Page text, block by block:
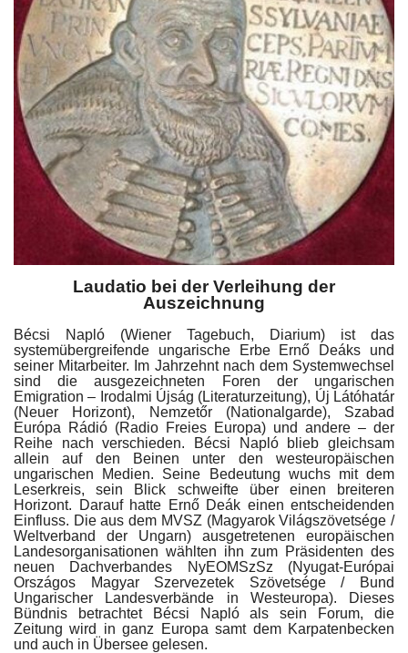
Kultur
Geschichte
Gesundheit
Wirtschaft
Sport
Veranstaltungen
Humor
Unser Briefkasten
Galerie
Lasst uns erinnern †
Language
Magyar Deutsch English
Laudatio bei der Verleihung der
Auszeichnung
Bécsi Napló (Wiener Tagebuch, Diarium) ist das
systemübergreifende ungarische Erbe Ernő Deáks und
seiner Mitarbeiter. Im Jahrzehnt nach dem Systemwechsel
sind die ausgezeichneten Foren der ungarischen
Emigration – Irodalmi Újság (Literaturzeitung), Új Látóhatár
(Neuer Horizont), Nemzetőr (Nationalgarde), Szabad
Európa Rádió (Radio Freies Europa) und andere – der
Reihe nach verschieden. Bécsi Napló blieb gleichsam
allein auf den Beinen unter den westeuropäischen
ungarischen Medien. Seine Bedeutung wuchs mit dem
Leserkreis, sein Blick schweifte über einen breiteren
Horizont. Darauf hatte Ernő Deák einen entscheidenden
Einfluss. Die aus dem MVSZ (Magyarok Világszövetsége /
Weltverband der Ungarn) ausgetretenen europäischen
Landesorganisationen wählten ihn zum Präsidenten des
neuen Dachverbandes NyEOMSzSz (Nyugat-Európai
Országos Magyar Szervezetek Szövetsége / Bund
Ungarischer Landesverbände in Westeuropa). Dieses
Bündnis betrachtet Bécsi Napló als sein Forum, die
Zeitung wird in ganz Europa samt dem Karpatenbecken
und auch in Übersee gelesen.